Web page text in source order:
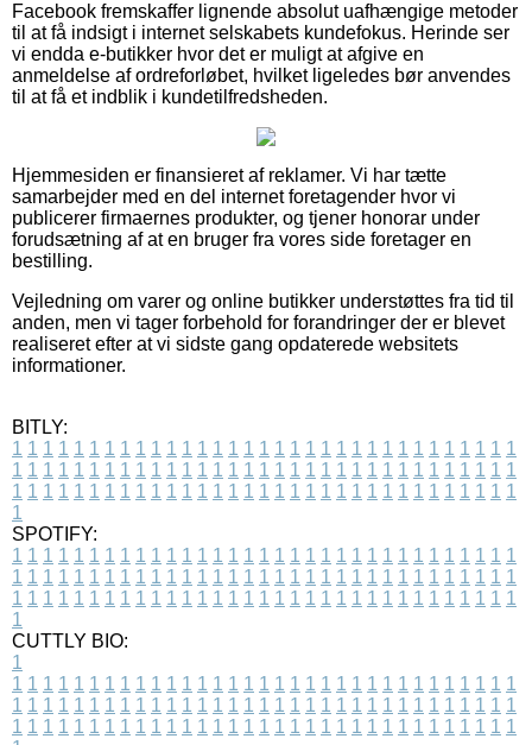
Facebook fremskaffer lignende absolut uafhængige metoder
til at få indsigt i internet selskabets kundefokus. Herinde ser
vi endda e-butikker hvor det er muligt at afgive en
anmeldelse af ordreforløbet, hvilket ligeledes bør anvendes
til at få et indblik i kundetilfredsheden.
Hjemmesiden er finansieret af reklamer. Vi har tætte
samarbejder med en del internet foretagender hvor vi
publicerer firmaernes produkter, og tjener honorar under
forudsætning af at en bruger fra vores side foretager en
bestilling.
Vejledning om varer og online butikker understøttes fra tid til
anden, men vi tager forbehold for forandringer der er blevet
realiseret efter at vi sidste gang opdaterede websitets
informationer.
BITLY:
1 1 1 1 1 1 1 1 1 1 1 1 1 1 1 1 1 1 1 1 1 1 1 1 1 1 1 1 1 1 1 1 1
1 1 1 1 1 1 1 1 1 1 1 1 1 1 1 1 1 1 1 1 1 1 1 1 1 1 1 1 1 1 1 1 1
1 1 1 1 1 1 1 1 1 1 1 1 1 1 1 1 1 1 1 1 1 1 1 1 1 1 1 1 1 1 1 1 1
1
SPOTIFY:
1 1 1 1 1 1 1 1 1 1 1 1 1 1 1 1 1 1 1 1 1 1 1 1 1 1 1 1 1 1 1 1 1
1 1 1 1 1 1 1 1 1 1 1 1 1 1 1 1 1 1 1 1 1 1 1 1 1 1 1 1 1 1 1 1 1
1 1 1 1 1 1 1 1 1 1 1 1 1 1 1 1 1 1 1 1 1 1 1 1 1 1 1 1 1 1 1 1 1
1
CUTTLY BIO:
1
1 1 1 1 1 1 1 1 1 1 1 1 1 1 1 1 1 1 1 1 1 1 1 1 1 1 1 1 1 1 1 1 1
1 1 1 1 1 1 1 1 1 1 1 1 1 1 1 1 1 1 1 1 1 1 1 1 1 1 1 1 1 1 1 1 1
1 1 1 1 1 1 1 1 1 1 1 1 1 1 1 1 1 1 1 1 1 1 1 1 1 1 1 1 1 1 1 1 1